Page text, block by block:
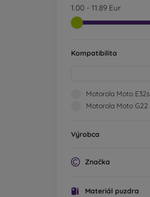
1.00 - 11.89 Eur
Kompatibilita
Motorola Moto E32s
Motorola Moto G22
Výrobca
Značka
Materiál puzdra